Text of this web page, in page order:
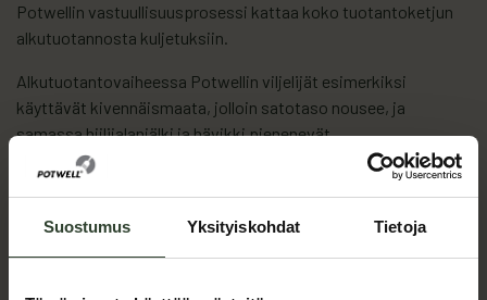
Suostumus Yksityiskohdat Tietoja
Potwellin vastuullisuusprosessi kattaa koko tuotantoketjun
alkutuotannosta kuljetuksiin.
Alkutuotantovaiheessa Potwellin viljelijät esimerkiksi
käyttävät kivennäismaata, jolloin satotaso nousee, ja
samassa hiilijalanjälki ja hävikki pienenevät.
Potwell on myös tarkka lajikevalinnoissa ja käyttää vain
sellaisia lajikkeita, joiden viljeleminen